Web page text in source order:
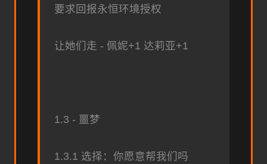
要求回报永恒环境授权
让她们走 - 佩妮+1 达莉亚+1
1.3 - 噩梦
1.3.1 选择：你愿意帮我们吗